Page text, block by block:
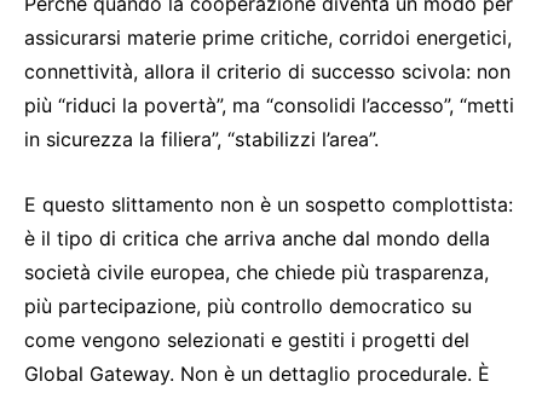
assicurarsi materie prime critiche, corridoi energetici,
connettività, allora il criterio di successo scivola: non
più “riduci la povertà”, ma “consolidi l’accesso”, “metti
in sicurezza la filiera”, “stabilizzi l’area”.
E questo slittamento non è un sospetto complottista:
è il tipo di critica che arriva anche dal mondo della
società civile europea, che chiede più trasparenza,
più partecipazione, più controllo democratico su
come vengono selezionati e gestiti i progetti del
Global Gateway. Non è un dettaglio procedurale. È